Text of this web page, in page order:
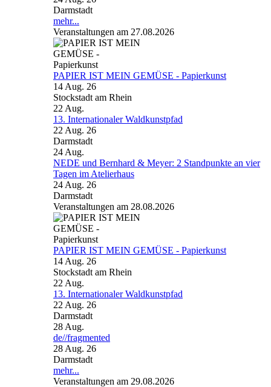
Darmstadt
mehr...
Veranstaltungen am 27.08.2026
PAPIER IST MEIN GEMÜSE - Papierkunst
14 Aug. 26
Stockstadt am Rhein
22 Aug.
13. Internationaler Waldkunstpfad
22 Aug. 26
Darmstadt
24 Aug.
NEDE und Bernhard & Meyer: 2 Standpunkte an vier
Tagen im Atelierhaus
24 Aug. 26
Darmstadt
Veranstaltungen am 28.08.2026
PAPIER IST MEIN GEMÜSE - Papierkunst
14 Aug. 26
Stockstadt am Rhein
22 Aug.
13. Internationaler Waldkunstpfad
22 Aug. 26
Darmstadt
28 Aug.
de//fragmented
28 Aug. 26
Darmstadt
mehr...
Veranstaltungen am 29.08.2026